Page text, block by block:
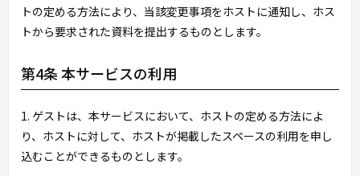
トの定める方法により、当該変更事項をホストに通知し、ホス
トから要求された資料を提出するものとします。
第4条 本サービスの利用
1. ゲストは、本サービスにおいて、ホストの定める方法によ
り、ホストに対して、ホストが掲載したスペースの利用を申し
込むことができるものとします。